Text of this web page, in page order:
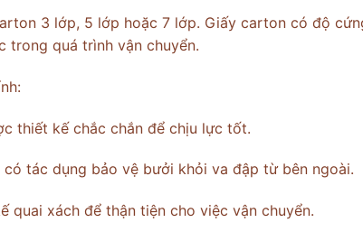
3 lớp, 5 lớp hoặc 7 lớp. Giấy carton có độ
quá trình vận chuyển.
thiết kế chắc chắn để chịu lực tốt.
tác dụng bảo vệ bưởi khỏi va đập từ bên ngoài.
quai xách để thận tiện cho việc vận chuyển.